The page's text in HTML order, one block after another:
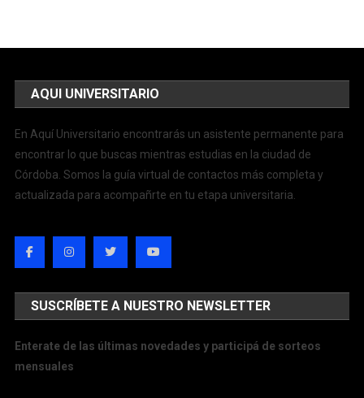
AQUI UNIVERSITARIO
En Aquí Universitario encontrarás un asistente permanente para
encontrar lo que buscas mientras estudias en la ciudad de
Córdoba. Somos la guía virtual de contactos más completa y
actualizada para acompañrte en tu etapa universitaria.
SUSCRÍBETE A NUESTRO NEWSLETTER
Enterate de las últimas novedades y participá de sorteos
mensuales